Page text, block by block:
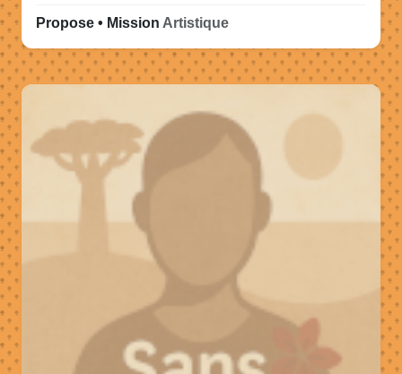
Propose • Mission Artistique